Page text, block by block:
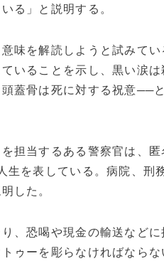
る」と説明する。
味を解読しようと試みて
いることを示し、黒い涙
蓋骨は死に対する祝意──
担当するある警察官は、
生を表している。病院、刑
した。
、恐喝や現金の輸送などに
ゥーを彫らなければならな